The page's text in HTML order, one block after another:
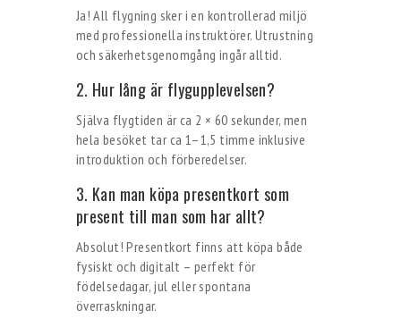
Ja! All flygning sker i en kontrollerad miljö
med professionella instruktörer. Utrustning
och säkerhetsgenomgång ingår alltid.
2. Hur lång är flygupplevelsen?
Själva flygtiden är ca 2 × 60 sekunder, men
hela besöket tar ca 1–1,5 timme inklusive
introduktion och förberedelser.
3. Kan man köpa presentkort som
present till man som har allt?
Absolut! Presentkort finns att köpa både
fysiskt och digitalt – perfekt för
födelsedagar, jul eller spontana
överraskningar.